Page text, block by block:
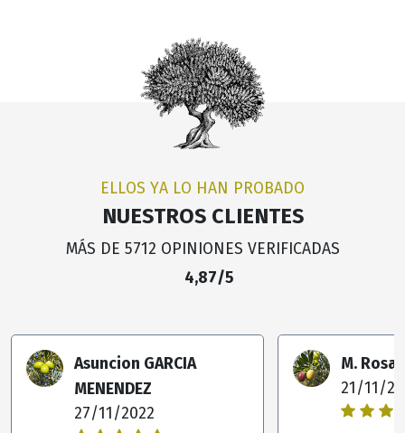
ELLOS YA LO HAN PROBADO
NUESTROS CLIENTES
MÁS DE 5712 OPINIONES VERIFICADAS
4,87/5
Asuncion GARCIA
MENENDEZ
27/11/2022
M. Rosa
21/11/